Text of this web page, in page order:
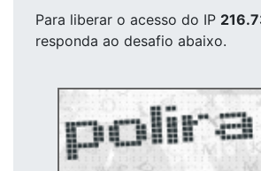
Para liberar o acesso do IP
responda ao desafio abaixo.